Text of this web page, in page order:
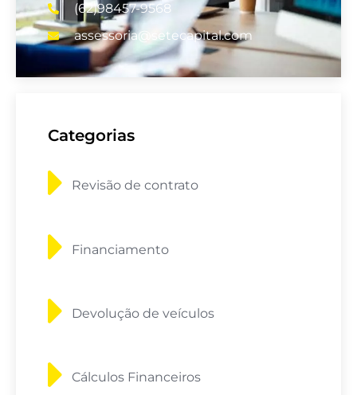
(62)98457-9568
assessoria@setecapital.com
Categorias
Revisão de contrato
Financiamento
Devolução de veículos
Cálculos Financeiros